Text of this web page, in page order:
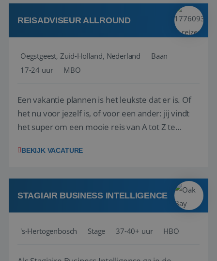
Attractive remuneration, discre...
REISADVISEUR ALLROUND
Oegstgeest, Zuid-Holland, Nederland
Baan
17-24 uur
MBO
Een vakantie plannen is het leukste dat er is. Of
het nu voor jezelf is, of voor een ander: jij vindt
het super om een mooie reis van A tot Z te
vakantiegangers de meest prachtige plekjes op
werken: of het nu gaat om vragen ...
BEKIJK VACATURE
STAGIAIR BUSINESS INTELLIGENCE
's-Hertogenbosch Stage 37-40+ uur HBO